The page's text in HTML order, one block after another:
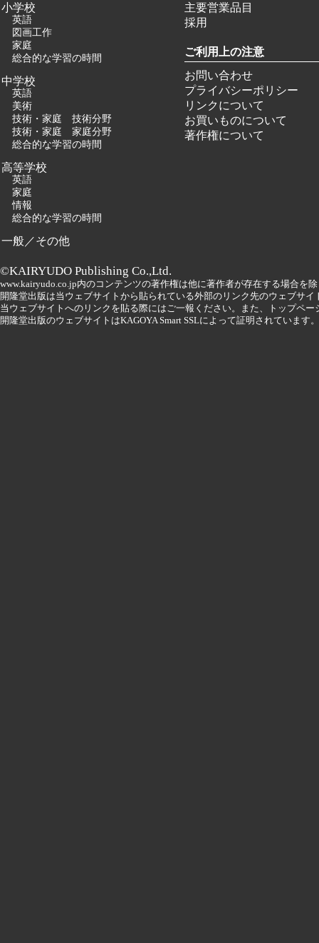
小学校
英語
図画工作
家庭
総合的な学習の時間
中学校
英語
美術
技術・家庭 技術分野
技術・家庭 家庭分野
総合的な学習の時間
高等学校
英語
家庭
情報
総合的な学習の時間
一般／その他
主要営業品目
採用
ご利用上の注意
お問い合わせ
プライバシーポリシー
リンクについて
お買いものについて
著作権について
©KAIRYUDO Publishing Co.,Ltd.
www.kairyudo.co.jp内のコンテンツの著作権は他に著作者が存在する場合を
開隆堂出版は当ウェブサイトから貼られている外部のリンク先のウェブサ
当ウェブサイトへのリンクを貼る際にはご一報ください。また、トップペ
開隆堂出版のウェブサイトはKAGOYA Smart SSLによって証明されています。